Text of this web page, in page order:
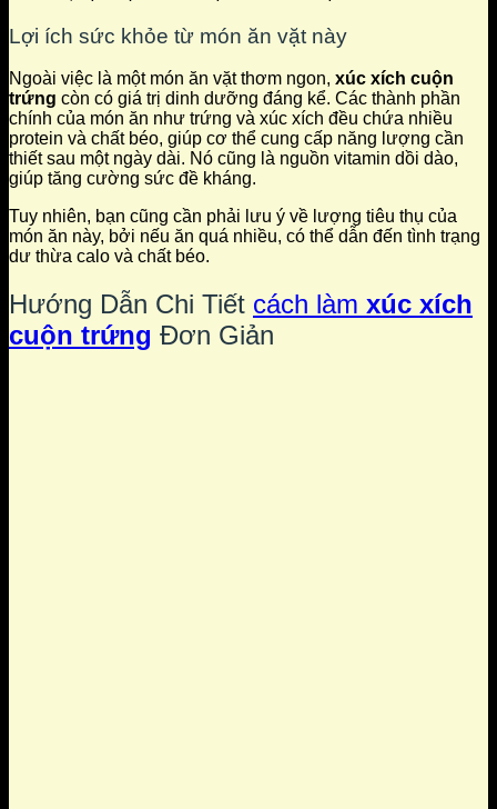
Lợi ích sức khỏe từ món ăn vặt này
Ngoài việc là một món ăn vặt thơm ngon, xúc xích cuộn
trứng còn có giá trị dinh dưỡng đáng kể. Các thành phần
chính của món ăn như trứng và xúc xích đều chứa nhiều
protein và chất béo, giúp cơ thể cung cấp năng lượng cần
thiết sau một ngày dài. Nó cũng là nguồn vitamin dồi dào,
giúp tăng cường sức đề kháng.
Tuy nhiên, bạn cũng cần phải lưu ý về lượng tiêu thụ của
món ăn này, bởi nếu ăn quá nhiều, có thể dẫn đến tình trạng
dư thừa calo và chất béo.
Hướng Dẫn Chi Tiết cách làm xúc xích
cuộn trứng Đơn Giản